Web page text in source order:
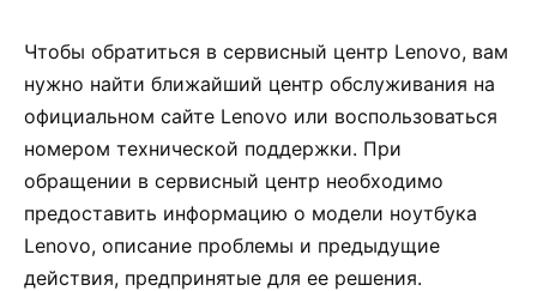
Чтобы обратиться в сервисный центр Lenovo, вам
нужно найти ближайший центр обслуживания на
официальном сайте Lenovo или воспользоваться
номером технической поддержки. При
обращении в сервисный центр необходимо
предоставить информацию о модели ноутбука
Lenovo, описание проблемы и предыдущие
действия, предпринятые для ее решения.